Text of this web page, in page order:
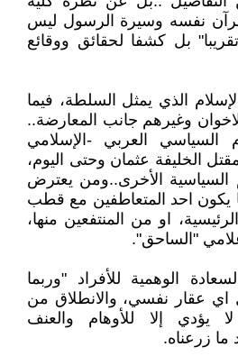
نفسه وسيرة الرسول ليس
بل كشفا لحقائق ووقائع
الذي يمثل السلطة، فيما
وغيرهم جانب المعارضة..
العربي -الإسلامي
الخليفة عثمان وحتى اليوم،
السياسية الأخرى..ومن يعترض
يكون احد المتعاطفين مع قطب
او من المنتفعين منها،
"الساحق".
الوهمية للأفراد "وربما
اي عقار نفسي، والانطلاق من
لا يؤدي إلا للأوهام والعنف
زرعناه.